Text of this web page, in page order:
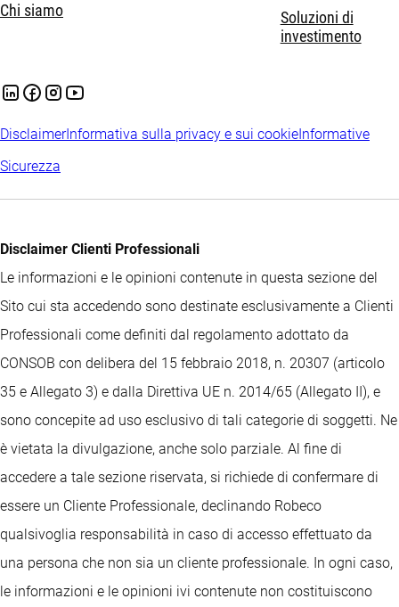
Chi siamo
Soluzioni di
investimento
DisclaimerInformativa sulla privacy e sui cookieInformative
Sicurezza
Disclaimer Clienti Professionali
Le informazioni e le opinioni contenute in questa sezione del
Sito cui sta accedendo sono destinate esclusivamente a Clienti
Professionali come definiti dal regolamento adottato da
CONSOB con delibera del 15 febbraio 2018, n. 20307 (articolo
35 e Allegato 3) e dalla Direttiva UE n. 2014/65 (Allegato II), e
sono concepite ad uso esclusivo di tali categorie di soggetti. Ne
è vietata la divulgazione, anche solo parziale. Al fine di
accedere a tale sezione riservata, si richiede di confermare di
essere un Cliente Professionale, declinando Robeco
qualsivoglia responsabilità in caso di accesso effettuato da
una persona che non sia un cliente professionale. In ogni caso,
le informazioni e le opinioni ivi contenute non costituiscono